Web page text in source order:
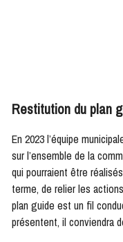
Restitution du plan
En 2023 l’équipe
sur l’ensemble de la
qui pourraient être
terme, de relier les
plan guide est un fil
présentent, il conviendra